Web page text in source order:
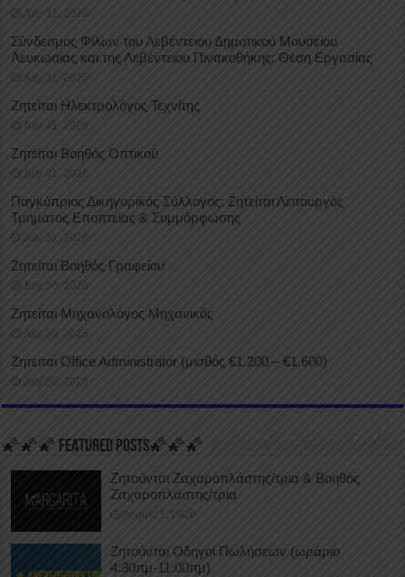
July 31, 2026
Σύνδεσμος Φίλων του Λεβέντειου Δημοτικού Μουσείου
Λευκωσίας και της Λεβέντειου Πινακοθήκης: Θέση Εργασίας
July 31, 2026
Ζητείται Ηλεκτρολόγος Τεχνίτης
July 31, 2026
Ζητείται Βοηθός Οπτικού
July 31, 2026
Παγκύπριος Δικηγορικός Σύλλογος: Ζητείται Λειτουργός
Τμήματος Εποπτείας & Συμμόρφωσης
July 31, 2026
Ζητείται Βοηθός Γραφείου
July 30, 2026
Ζητείται Μηχανολόγος Μηχανικός
July 30, 2026
Ζητείται Office Administrator (μισθός €1.200 – €1.600)
July 30, 2026
🌠🌠🌠 FEATURED POSTS🌠🌠🌠
Ζητούνται Ζαχαροπλάστης/τρια & Βοηθός
Ζαχαροπλάστης/τρια
August 1, 2026
Ζητούνται Οδηγοί Πωλήσεων (ωράριο
4:30πμ-11:00πμ)